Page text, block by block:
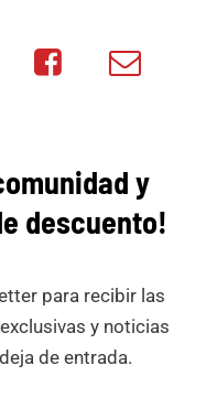
Minicar Minicar
y
descuento!
para recibir las
y noticias
de entrada.